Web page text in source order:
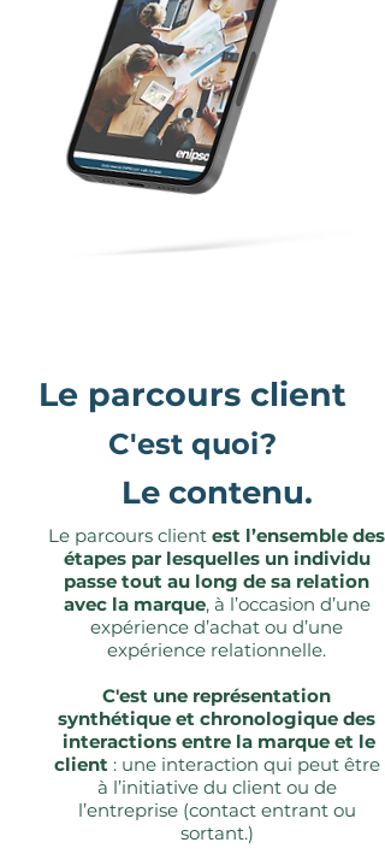
Le parcours client
C'est quoi?
Le contenu.
Le parcours client est l’ensemble des
étapes par lesquelles un individu
passe tout au long de sa relation
avec la marque, à l’occasion d’une
expérience d’achat ou d’une
expérience relationnelle.
C'est une représentation
synthétique et chronologique des
interactions entre la marque et le
client: une interaction qui peut être
à l’initiative du client ou de
l’entreprise (contact entrant ou
sortant.)